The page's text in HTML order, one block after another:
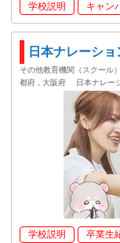
学校説明 キャン
日本ナレーシ
その他教育機関（スクール
都府 , 大阪府
日本ナレー
学校説明 卒業生